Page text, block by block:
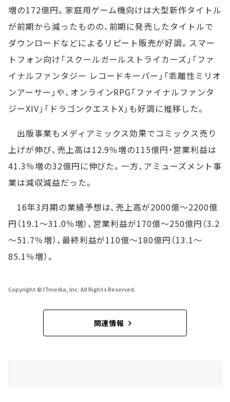
増の172億円。家庭用ゲーム機向けは大型新作タイトル
が前期から減ったものの、前期に発売したタイトルで
ダウンロードなどによるリピート販売が好調。スマー
トフォン向け「スクールガールストライカーズ」「ファ
イナルファンタジー レコードキーパー」「乖離性ミリオ
ンアーサー」や、オンラインRPG「ファイナルファンタ
ジーXIV」「ドラゴンクエストX」も好調に推移した。
出版事業もメディアミックス効果でコミックス売り
上げが伸び、売上高は12.9％増の115億円・営業利益は
41.3％増の32億円に伸びた。一方、アミューズメント事
業は減収減益だった。
16年3月期の業績予想は、売上高が2000億～2200億
円（19.1～31.0％増）、営業利益が170億～250億円（3.2
～51.7％増）、最終利益が110億～180億円（13.1～
85.1％増）。
Copyright © ITmedia, Inc. All Rights Reserved.
関連情報